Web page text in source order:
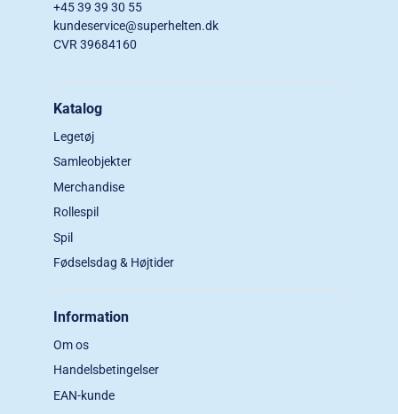
+45 39 39 30 55
kundeservice@superhelten.dk
CVR 39684160
Katalog
Legetøj
Samleobjekter
Merchandise
Rollespil
Spil
Fødselsdag & Højtider
Information
Om os
Handelsbetingelser
EAN-kunde